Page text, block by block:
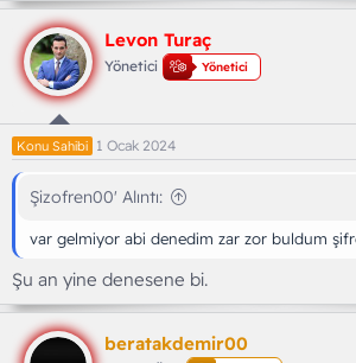
Levon Turaç
Yönetici Yönetici
Konu Sahibi 1 Ocak 2024
Şizofren00' Alıntı:
var gelmiyor abi denedim zar zor buldum
Şu an yine denesene bi.
beratakdemir00